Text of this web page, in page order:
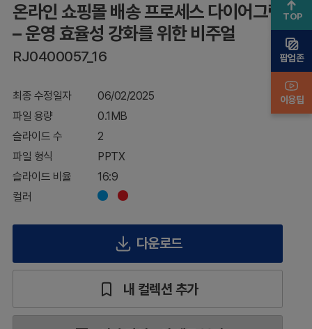
–
운
영
효
강
화
위
한
비
주
얼
온라인 쇼핑몰 배송 프로세스 다이어그램
– 운영 효율성 강화를 위한 비주얼
RJ0400057_16
최종 수정일자
06/02/2025
파일 용량
0.1MB
슬라이드 수
2
파일 형식
PPTX
슬라이드 비율
16:9
컬러
다운로드
내 컬렉션 추가
TOP
팝업존
이용팁